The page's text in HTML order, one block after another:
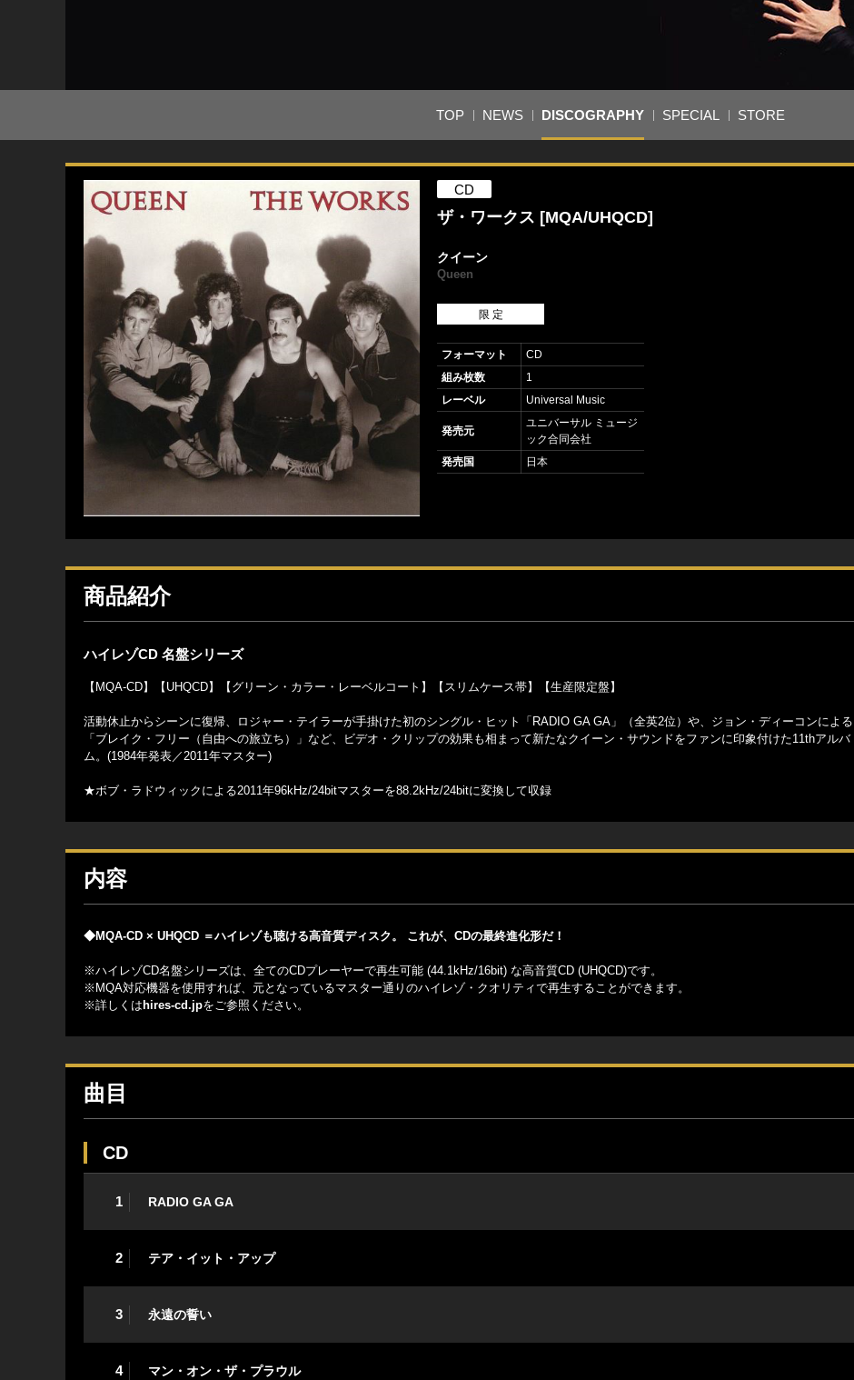
TOP NEWS DISCOGRAPHY SPECIAL STORE
CD
ザ・ワークス [MQA/UHQCD]
クイーン
Queen
限 定
フォーマット
CD
組み枚数
1
レーベル
Universal Music
発売元
ユニバーサル ミュージ
ック合同会社
発売国
日本
商品紹介
ハイレゾCD 名盤シリーズ
【MQA-CD】【UHQCD】【グリーン・カラー・レーベルコート】【スリムケース帯】【生産限定盤】
活動休止からシーンに復帰、ロジャー・テイラーが手掛けた初のシングル・ヒット「RADIO GA GA」（全英2位）や、ジョン・ディーコンによる
「ブレイク・フリー（自由への旅立ち）」など、ビデオ・クリップの効果も相まって新たなクイーン・サウンドをファンに印象付けた11thアルバ
ム。(1984年発表／2011年マスター)
★ボブ・ラドウィックによる2011年96kHz/24bitマスターを88.2kHz/24bitに変換して収録
内容
◆MQA-CD × UHQCD ＝ハイレゾも聴ける高音質ディスク。 これが、CDの最終進化形だ！
※ハイレゾCD名盤シリーズは、全てのCDプレーヤーで再生可能 (44.1kHz/16bit) な高音質CD (UHQCD)です。
※MQA対応機器を使用すれば、元となっているマスター通りのハイレゾ・クオリティで再生することができます。
※詳しくは hires-cd.jpをご参照ください。
曲目
CD
1 RADIO GA GA
2 テア・イット・アップ
3 永遠の誓い
4 マン・オン・ザ・プラウル